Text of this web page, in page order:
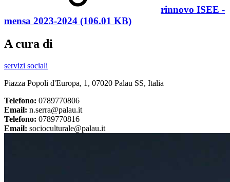
rinnovo ISEE -
mensa 2023-2024 (106.01 KB)
A cura di
servizi sociali
Piazza Popoli d'Europa, 1, 07020 Palau SS, Italia
Telefono: 0789770806
Email: n.serra@palau.it
Telefono: 0789770816
Email: socioculturale@palau.it